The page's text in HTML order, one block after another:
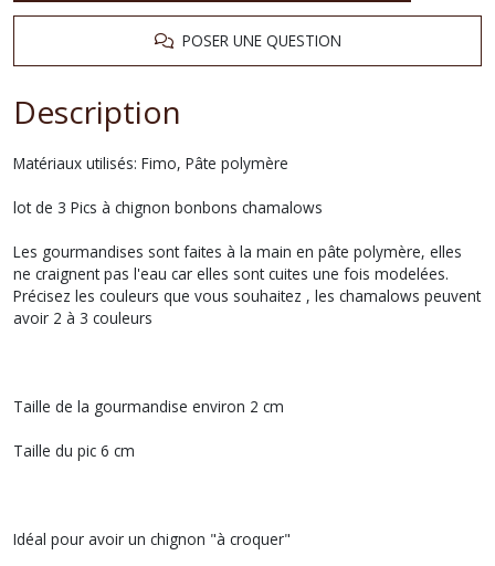
POSER UNE QUESTION
Description
Matériaux utilisés: Fimo, Pâte polymère
lot de 3 Pics à chignon bonbons chamalows
Les gourmandises sont faites à la main en pâte polymère, elles
ne craignent pas l'eau car elles sont cuites une fois modelées.
Précisez les couleurs que vous souhaitez , les chamalows peuvent
avoir 2 à 3 couleurs
Taille de la gourmandise environ 2 cm
Taille du pic 6 cm
Idéal pour avoir un chignon "à croquer"